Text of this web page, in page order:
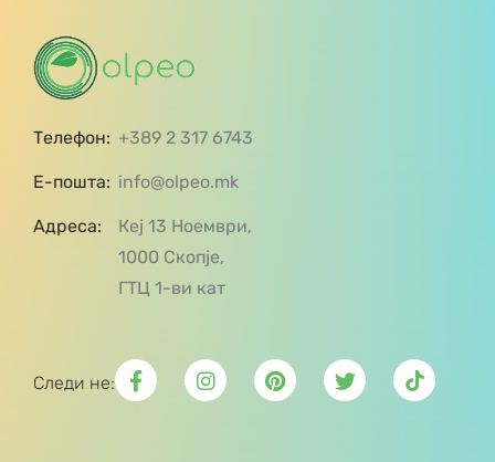
Телефон: +389 2 317 6743
Е-пошта: info@olpeo.mk
Адреса:
Кеј 13 Ноември,
1000 Скопје,
ГТЦ 1-ви кат
Следи не: